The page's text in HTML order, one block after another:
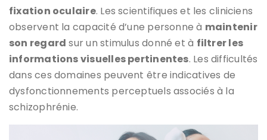
fixation oculaire. Les scientifiques et les cliniciens
observent la capacité d’une personne à maintenir
son regard sur un stimulus donné et à filtrer les
informations visuelles pertinentes. Les difficultés
dans ces domaines peuvent être indicatives de
dysfonctionnements perceptuels associés à la
schizophrénie.